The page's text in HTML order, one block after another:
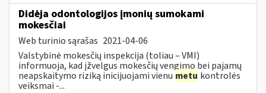
Didėja odontologijos įmonių sumokami
mokesčiai
Web turinio sąrašas 2021-04-06
Valstybinė mokesčių inspekcija (toliau – VMI)
informuoja, kad įžvelgus mokesčių vengimo bei pajamų
neapskaitymo riziką inicijuojami vienu metu kontrolės
veiksmai -...